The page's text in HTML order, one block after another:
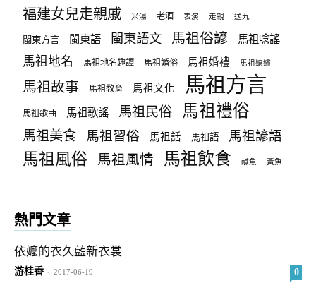
福建女兒走親戚 米湯 老酒 表演 走親 送九
閩東方言 閩東語 閩東語文 馬祖俗諺 馬祖唸謠
馬祖地名 馬祖地名趣譚 馬祖婚俗 馬祖婚禮 馬祖媳婦
馬祖故事 馬祖教育 馬祖文化 馬祖方言
馬祖歌曲 馬祖歌謠 馬祖民俗 馬祖禮俗
馬祖美食 馬祖習俗 馬祖話 馬祖語 馬祖諺語
馬祖風俗 馬祖風情 馬祖飲食 鹹魚 黃魚
熱門文章
依嬤的衣久藍新衣裳
游桂香 - 2017-06-19 0